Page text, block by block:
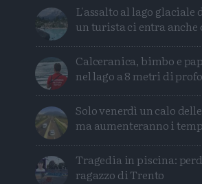
L'assalto al lago glaciale
un turista ci entra anche
Calceranica, bimbo e
nel lago a 8 metri di
Solo venerdì un calo
ma aumenteranno i
Tragedia in piscina:
ragazzo di Trento